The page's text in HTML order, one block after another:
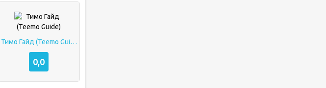
Тимо Гайд (Teemo Guide)
0,0